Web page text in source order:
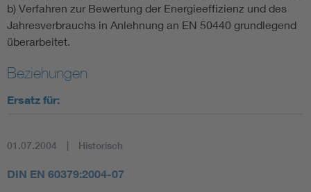
b) Verfahren zur Bewertung der Energieeffizienz und des
Jahresverbrauchs in Anlehnung an EN 50440 grundlegend
überarbeitet.
Beziehungen
Ersatz für:
01.07.2004 Historisch
DIN EN 60379:2004-07